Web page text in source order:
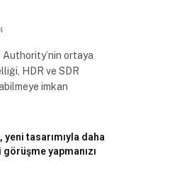
ortaya
HDR ve SDR
imkan
yeni tasarımıyla daha
yapmanızı